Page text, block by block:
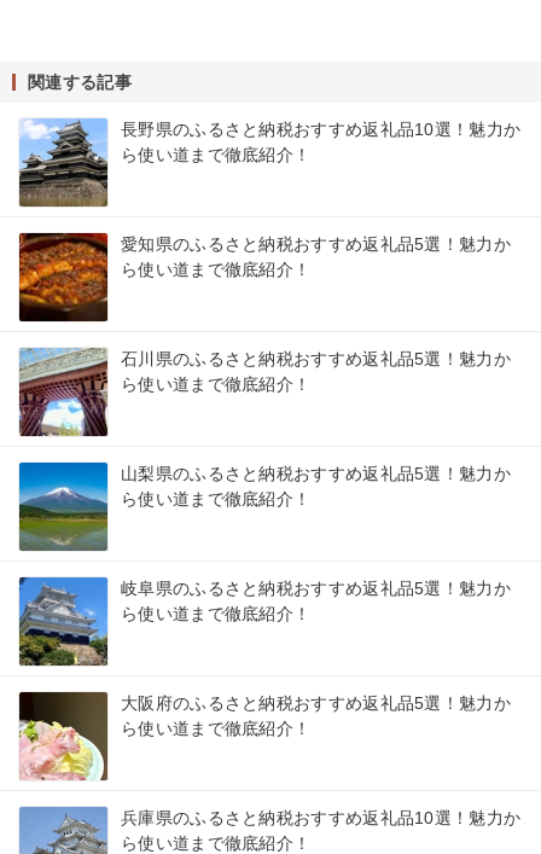
関連する記事
長野県のふるさと納税おすすめ返礼品10選！魅力か
ら使い道まで徹底紹介！
愛知県のふるさと納税おすすめ返礼品5選！魅力か
ら使い道まで徹底紹介！
石川県のふるさと納税おすすめ返礼品5選！魅力か
ら使い道まで徹底紹介！
山梨県のふるさと納税おすすめ返礼品5選！魅力か
ら使い道まで徹底紹介！
岐阜県のふるさと納税おすすめ返礼品5選！魅力か
ら使い道まで徹底紹介！
大阪府のふるさと納税おすすめ返礼品5選！魅力か
ら使い道まで徹底紹介！
兵庫県のふるさと納税おすすめ返礼品10選！魅力か
ら使い道まで徹底紹介！